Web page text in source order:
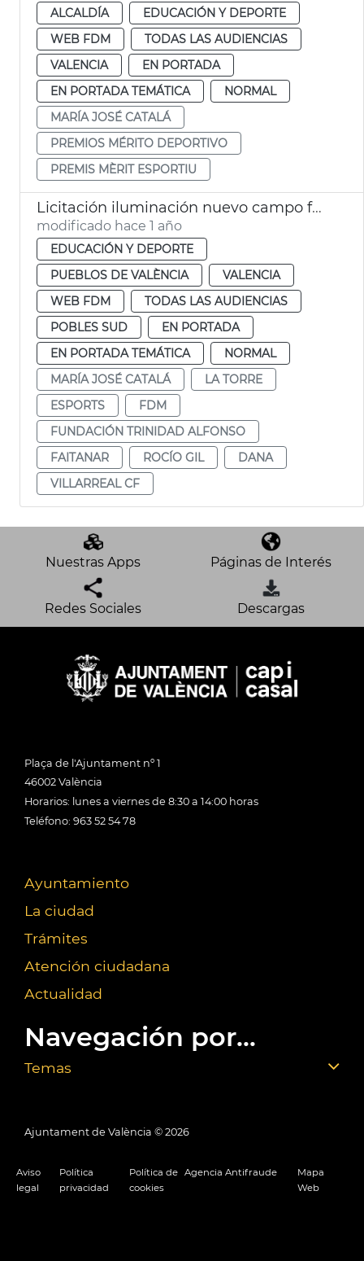
ALCALDÍA
EDUCACIÓN Y DEPORTE
WEB FDM
TODAS LAS AUDIENCIAS
VALENCIA
EN PORTADA
EN PORTADA TEMÁTICA
NORMAL
MARÍA JOSÉ CATALÁ
PREMIOS MÉRITO DEPORTIVO
PREMIS MÈRIT ESPORTIU
Licitación iluminación nuevo campo fútbol municipal La Torre
modificado hace 1 año
EDUCACIÓN Y DEPORTE
PUEBLOS DE VALÈNCIA
VALENCIA
WEB FDM
TODAS LAS AUDIENCIAS
POBLES SUD
EN PORTADA
EN PORTADA TEMÁTICA
NORMAL
MARÍA JOSÉ CATALÁ
LA TORRE
ESPORTS
FDM
FUNDACIÓN TRINIDAD ALFONSO
FAITANAR
ROCÍO GIL
DANA
VILLARREAL CF
Nuestras Apps Páginas de Interés
Redes Sociales Descargas
Plaça de l'Ajuntament nº 1
46002 València
Horarios: lunes a viernes de 8:30 a 14:00 horas
Teléfono: 963 52 54 78
Ayuntamiento
La ciudad
Trámites
Atención ciudadana
Actualidad
Navegación por...
Temas
Ajuntament de València © 2026
Aviso
legal
Política
privacidad
Política de
cookies
Agencia Antifraude
Mapa
Web